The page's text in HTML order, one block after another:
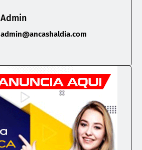
Admin
admin@ancashaldia.com